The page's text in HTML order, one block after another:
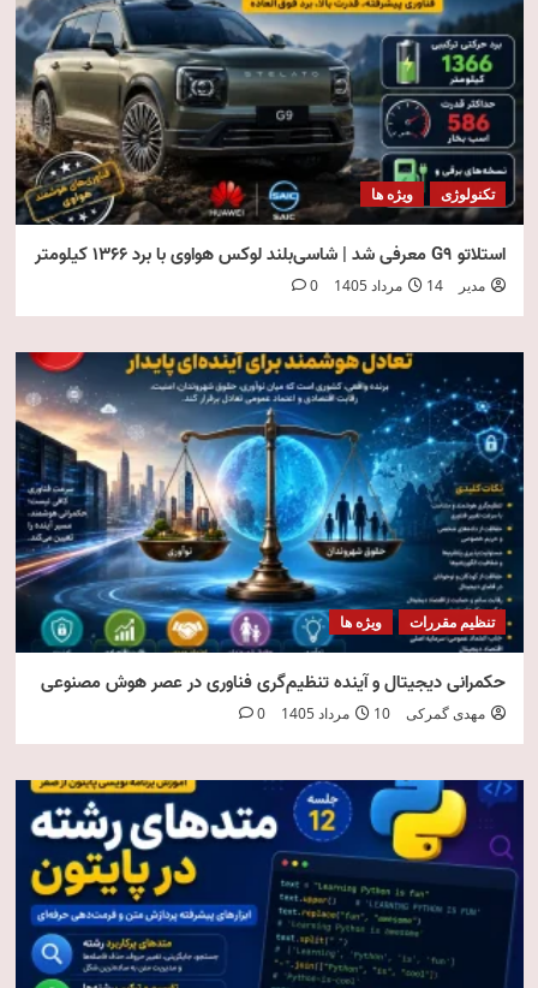
تکنولوژی ویژه ها
استلاتو G9 معرفی شد | شاسی‌بلند لوکس هواوی با برد ۱۳۶۶ کیلومتر
مدیر 14 مرداد 1405 0
تنظیم مقررات ویژه ها
حکمرانی دیجیتال و آینده تنظیم‌گری فناوری در عصر هوش مصنوعی
مهدی گمرکی 10 مرداد 1405 0